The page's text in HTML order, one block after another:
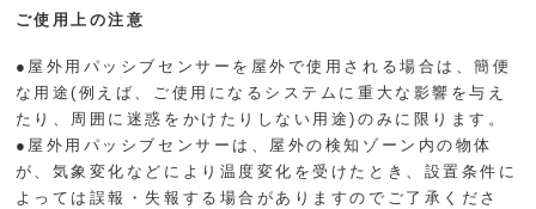
ご使用上の注意
●屋外用パッシブセンサーを屋外で使用される場合は、簡便
な用途(例えば、ご使用になるシステムに重大な影響を与え
たり、周囲に迷惑をかけたりしない用途)のみに限ります。
●屋外用パッシブセンサーは、屋外の検知ゾーン内の物体
が、気象変化などにより温度変化を受けたとき、設置条件に
よっては誤報・失報する場合がありますのでご了承くださ